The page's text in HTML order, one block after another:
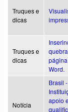
Truques e
dicas
Truques e
dicas
Word.
Notícia
Brasil -
apoio e